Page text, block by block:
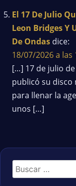
El 17 De Julio
Leon Bridges Y
De Ondas dice:
18/07/2026 a las
[…] 17 de julio
publicó su disco
para llenar la
unos […]
Buscar: